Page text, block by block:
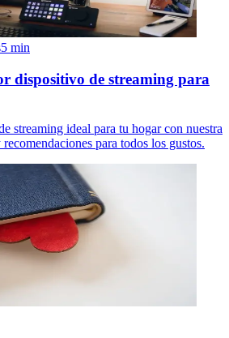
5 min
dispositivo de streaming para
streaming ideal para tu hogar con nuestra
para todos los gustos.